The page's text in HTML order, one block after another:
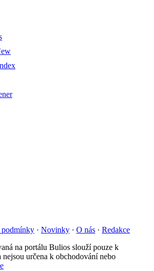
· Novinky · O nás · Redakce
na portálu Bulios slouží pouze k
určena k obchodování nebo